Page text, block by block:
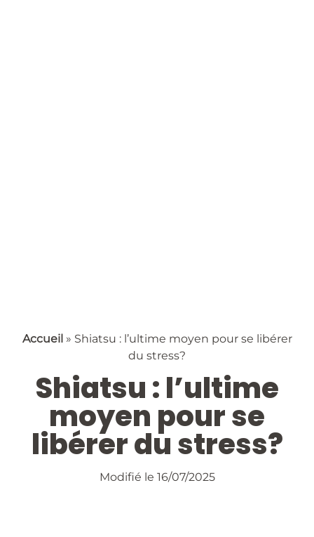
Accueil» Shiatsu : l’ultime moyen pour se libérer
du stress?
Shiatsu : l’ultime
moyen pour se
libérer du stress?
Modifié le 16/07/2025